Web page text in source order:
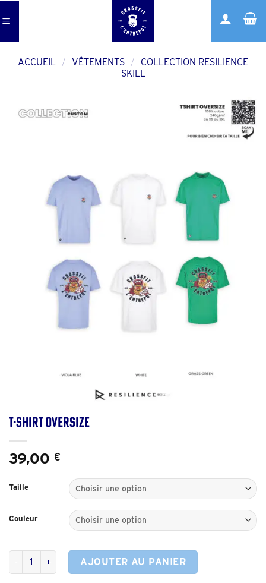
to
ACCUEIL / VÊTEMENTS /
COLLECTION RESILIENCE
SKILL
T-Shirt Oversize
39,00 €
Taille
Couleur
quantité de T-Shirt OversizeAJOUTER AU PANIER